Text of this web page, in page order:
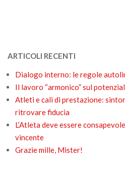
ARTICOLI RECENTI
Dialogo interno: le regole
Il lavoro “armonico” sul
Atleti e cali di prestazione:
ritrovare fiducia
L’Atleta deve essere
vincente
Grazie mille, Mister!